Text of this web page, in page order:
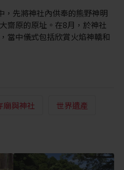
，先將神社內供奉的熊野神明
齋原的原址。在8月，於神社
當中儀式包括欣賞火焰神轎和
廟與神社 世界遺產